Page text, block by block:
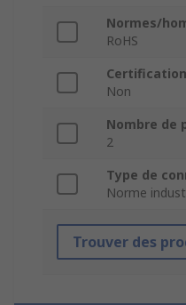
Normes/
RoHS
Certification
Non
Nombre de
2
Type de
Norme
Trouver des